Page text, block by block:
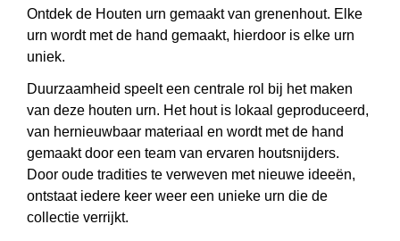
Ontdek de Houten urn gemaakt van grenenhout. Elke
urn wordt met de hand gemaakt, hierdoor is elke urn
uniek.
Duurzaamheid speelt een centrale rol bij het maken
van deze houten urn. Het hout is lokaal geproduceerd,
van hernieuwbaar materiaal en wordt met de hand
gemaakt door een team van ervaren houtsnijders.
Door oude tradities te verweven met nieuwe ideeën,
ontstaat iedere keer weer een unieke urn die de
collectie verrijkt.